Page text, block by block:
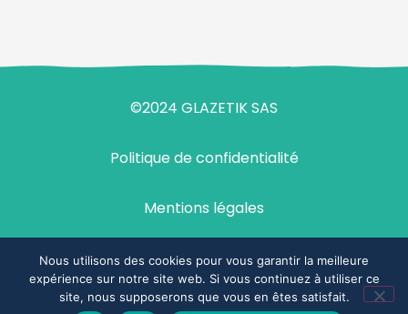
©2024 GLAZETIK SAS
Politique de confidentialité
Mentions légales
Design & développement : agence Demi-Sel
Espace commercial
Nous utilisons des cookies pour vous garantir la meilleure
expérience sur notre site web. Si vous continuez à utiliser ce
site, nous supposerons que vous en êtes satisfait.